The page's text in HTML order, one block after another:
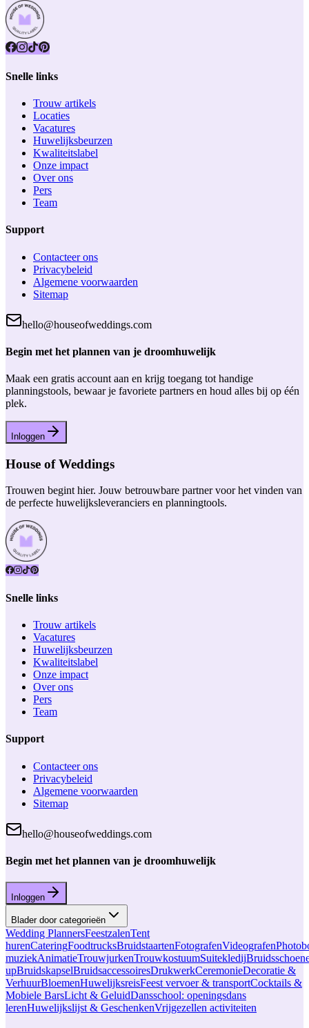
Snelle links
Trouw artikels
Locaties
Vacatures
Huwelijksbeurzen
Kwaliteitslabel
Onze impact
Over ons
Pers
Team
Support
Contacteer ons
Privacybeleid
Algemene voorwaarden
Sitemap
hello@houseofweddings.com
Begin met het plannen van je droomhuwelijk
Maak een gratis account aan en krijg toegang tot handige
planningstools, bewaar je favoriete partners en houd alles bij op één
plek.
Inloggen
House of Weddings
Trouwen begint hier. Jouw betrouwbare partner voor het vinden van
de perfecte huwelijksleveranciers en planningtools.
Snelle links
Trouw artikels
Vacatures
Huwelijksbeurzen
Kwaliteitslabel
Onze impact
Over ons
Pers
Team
Support
Contacteer ons
Privacybeleid
Algemene voorwaarden
Sitemap
hello@houseofweddings.com
Begin met het plannen van je droomhuwelijk
Inloggen
Blader door categorieën
Wedding PlannersFeestzalenTent
hurenCateringFoodtrucksBruidstaartenFotografenVideografen
muziekAnimatieTrouwjurkenTrouwkostuumSuitekledij
upBruidskapselBruidsaccessoiresDrukwerkCeremonieDecoratie &
VerhuurBloemenHuwelijksreisFeest vervoer & transportCocktails &
Mobiele BarsLicht & GeluidDansschool: openingsdans
lerenHuwelijkslijst & GeschenkenVrijgezellen activiteiten